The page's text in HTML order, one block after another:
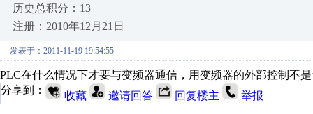
历史总积分：13
注册：2010年12月21日
发表于：2011-11-19 19:54:55
PLC在什么情况下才要与变频器通信，用变频器的外部控制不是
分享到：
收藏 邀请回答 回复楼主 举报